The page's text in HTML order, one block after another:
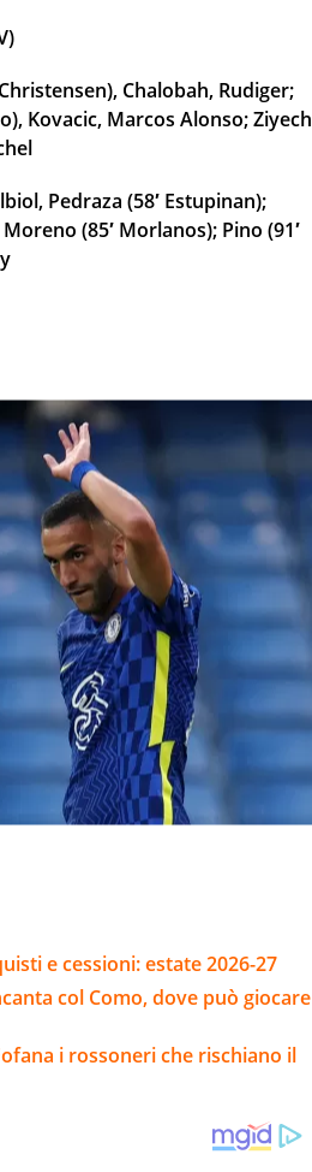
Chalobah, Rudiger;
Kovacic, Marcos Alonso; Ziyech
Pedraza (58′ Estupinan);
(85′ Morlanos); Pino (91′
e cessioni: estate 2026-27
col Como, dove può giocare
i rossoneri che rischiano il